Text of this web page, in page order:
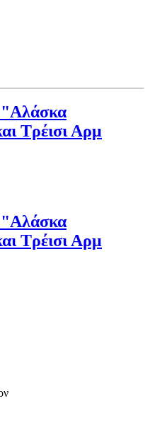
"Αλάσκα
Τρέισι Αρμ
"Αλάσκα
Τρέισι Αρμ